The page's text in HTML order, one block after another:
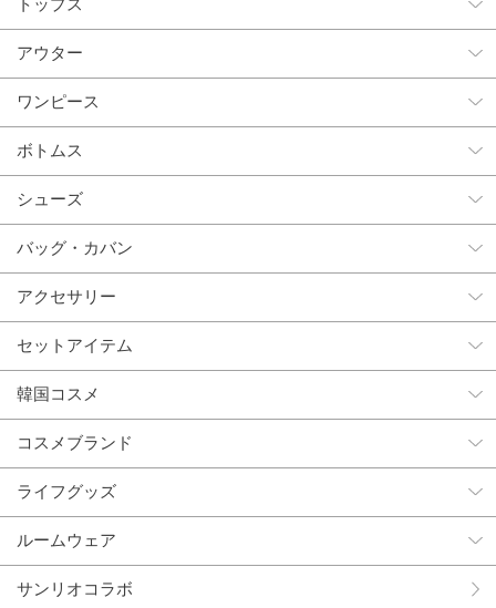
トップス
アウター
ワンピース
ボトムス
シューズ
バッグ・カバン
アクセサリー
セットアイテム
韓国コスメ
コスメブランド
ライフグッズ
ルームウェア
サンリオコラボ